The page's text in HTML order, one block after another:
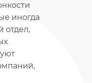
иногда
отдел,